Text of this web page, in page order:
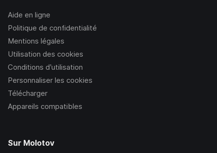
Aide en ligne
Politique de confidentialité
Mentions légales
Utilisation des cookies
Conditions d’utilisation
Personnaliser les cookies
Télécharger
Appareils compatibles
Sur Molotov